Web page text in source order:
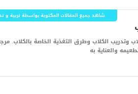
الكلاب وطرق التغذية الخاصة بالكلاب.
والعناية به
شاهد جميع المقالات المكتوبة بواسطة تربية و